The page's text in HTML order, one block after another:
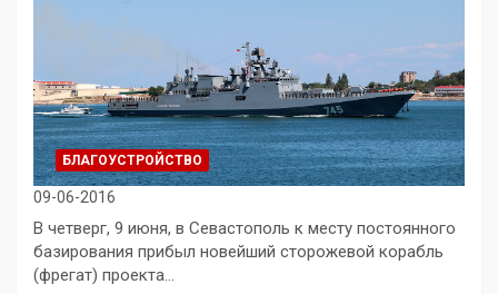
БЛАГОУСТРОЙСТВО
09-06-2016
В четверг, 9 июня, в Севастополь к месту постоянного
базирования прибыл новейший сторожевой корабль
(фрегат) проекта…